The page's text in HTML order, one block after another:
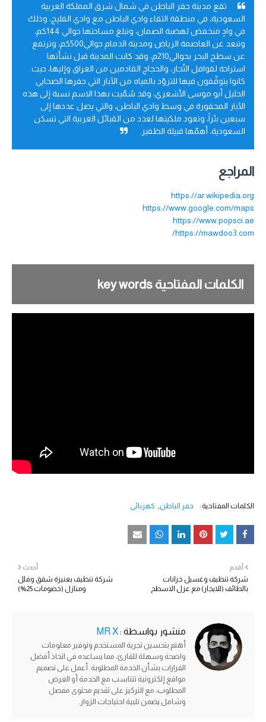
تقع مدينة حفر الباطن في شمال شرق المملكة العربية
السعودية، في منطقة التقاء وادي الباطن مع وادي الفليج، وذلك
في وادٍ منخفض لهضبة الصمان، وتبلغ مساحتها حوالي 144كم،
وتبعد عن العاصمة الرياض ومدينة الدمام حوالي500كم، وترتفع
عن سطح البحر بحوالي210م، وقد كانت المدينة قبل نشأتها
استراحة لقوافل التُجار، والحجاج القادمين من العراق وإليها، حيث
كانوا يتوقّفون فيها للتزوّد بالمياه من الآبار التي حفرها الصحابي
الجليل أبو موسى الأشعري، وقد سُمّيت بهذا الاسم نسبة إلى هذه
الآبار المحفورة في وسط وادي الباطن، والتي يصل عددها إلى
سبعين بئراً، وتعود ملكيتها لعدد من القبائل العربية التي تسكن
السعودية، أهمّها قبيلة الظفير.
المراجع
https://ar.wikipedia.org
https://www.google.com/maps
https://www.popsci.ae
https://mawdoo3.com/
الكلمات المفتاحية key words
الكلمات المفتاحية : حفر الباطن كهربائي
أحدث
شركة تنظيف بعنيزة شقق وفلل
ومنازل (خصومات 25%)
أقدم
شركة تنظيف وغسيل خزانات
بالطائف (للايجار) مع عزل الاسطح
منشور بواسطة :
أهتم بتحسين تجربة المستخدم وتوفير معلومات
واضحة وسهلة للقارئ، مما يساعده في اتخاذ أفضل
القرارات بشأن الخدمة المطلوبة. أعمل على تصميم
مواقع إلكترونية تتناسب مع الخدمة أو الغرض
المطلوب، مع التركيز على تقديم محتوى مفصل
وشامل يضمن تلبية احتياجات الزوار.